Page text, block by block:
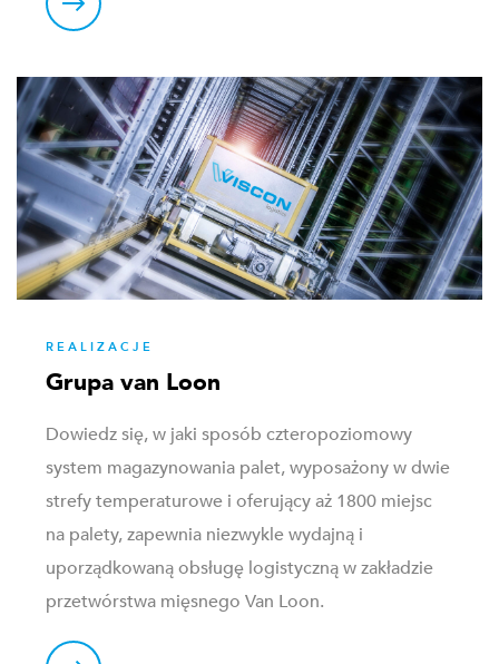
REALIZACJE
Grupa van Loon
Dowiedz się, w jaki sposób czteropoziomowy
system magazynowania palet, wyposażony w dwie
strefy temperaturowe i oferujący aż 1800 miejsc
na palety, zapewnia niezwykle wydajną i
uporządkowaną obsługę logistyczną w zakładzie
przetwórstwa mięsnego Van Loon.